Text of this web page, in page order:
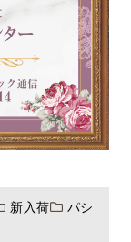
新入荷
パシ